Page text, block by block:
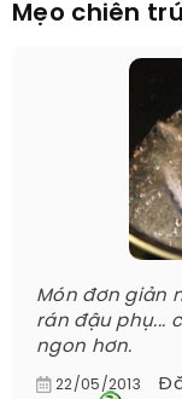
Mẹo chiên
Món đơn giản
rán đậu phụ...
ngon hơn.
22/05/2013